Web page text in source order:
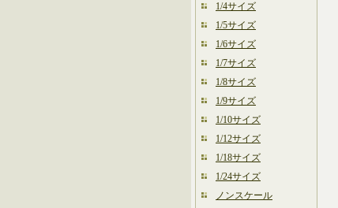
1/4サイズ
1/5サイズ
1/6サイズ
1/7サイズ
1/8サイズ
1/9サイズ
1/10サイズ
1/12サイズ
1/18サイズ
1/24サイズ
ノンスケール